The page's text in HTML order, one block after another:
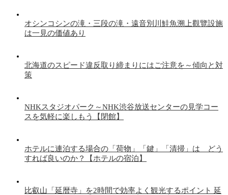
オシンコシンの滝・三段の滝・遠音別川鮭魚溯上觀覽設施
は一見の価値あり
北海道のスピード違反取り締まりにはご注意を～傾向と対
策
NHKスタジオパーク～NHK渋谷放送センターの見学コー
スを気軽に楽しもう【閉館】
ホテルに連泊する場合の「荷物」「鍵」「清掃」は どう
すれば良いのか？【ホテルの宿泊】
比叡山「延暦寺」を2時間で効率よく観光するポイント 延